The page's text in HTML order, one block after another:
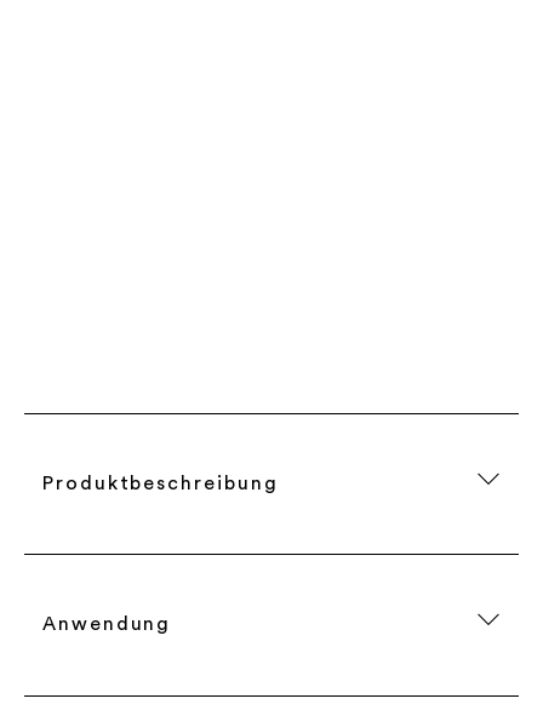
Produktbeschreibung
Anwendung